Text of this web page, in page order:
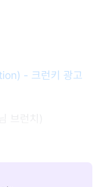
- 크런키 광고